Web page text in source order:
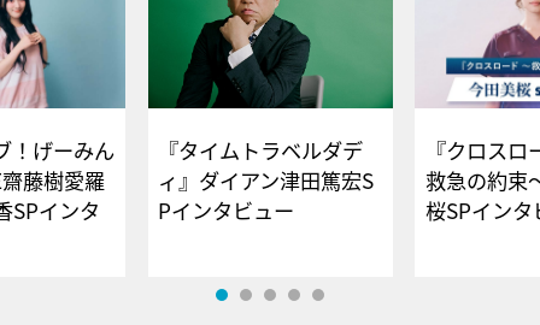
！げーみん
藤樹愛羅
SPインタ
『タイムトラベルダデ
ィ』ダイアン津田篤宏S
Pインタビュー
『クロス
救急の約束
桜SPイ